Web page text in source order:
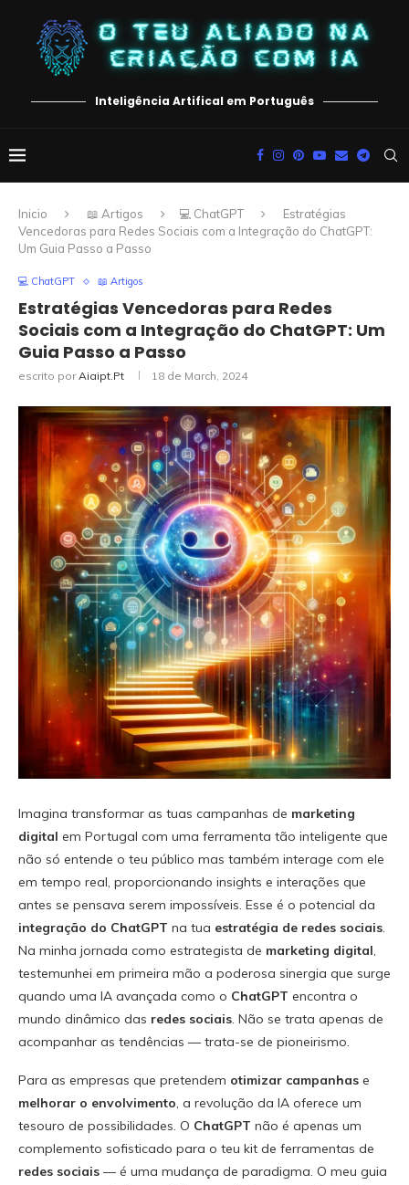
Inteligência Artifical em Português
Inicio 📖 Artigos 💻 ChatGPT
Estratégias
Vencedoras para Redes Sociais com a Integração do ChatGPT:
Um Guia Passo a Passo
💻 ChatGPT 📖 Artigos
Estratégias Vencedoras para Redes
Sociais com a Integração do ChatGPT: Um
Guia Passo a Passo
escrito porAiaipt.pt 18 de March, 2024
Imagina transformar as tuas campanhas de marketing
digital em Portugal com uma ferramenta tão inteligente que
não só entende o teu público mas também interage com ele
em tempo real, proporcionando insights e interações que
antes se pensava serem impossíveis. Esse é o potencial da
integração do ChatGPT na tua estratégia de redes sociais.
Na minha jornada como estrategista de marketing digital,
testemunhei em primeira mão a poderosa sinergia que surge
quando uma IA avançada como o ChatGPT encontra o
mundo dinâmico das redes sociais. Não se trata apenas de
acompanhar as tendências — trata-se de pioneirismo.
Para as empresas que pretendem otimizar campanhas e
melhorar o envolvimento, a revolução da IA oferece um
tesouro de possibilidades. O ChatGPT não é apenas um
complemento sofisticado para o teu kit de ferramentas de
redes sociais — é uma mudança de paradigma. O meu guia